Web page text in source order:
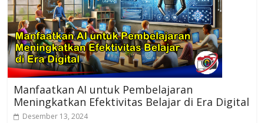
Manfaatkan AI untuk Pembelajaran
Meningkatkan Efektivitas Belajar di Era Digital
Desember 13, 2024